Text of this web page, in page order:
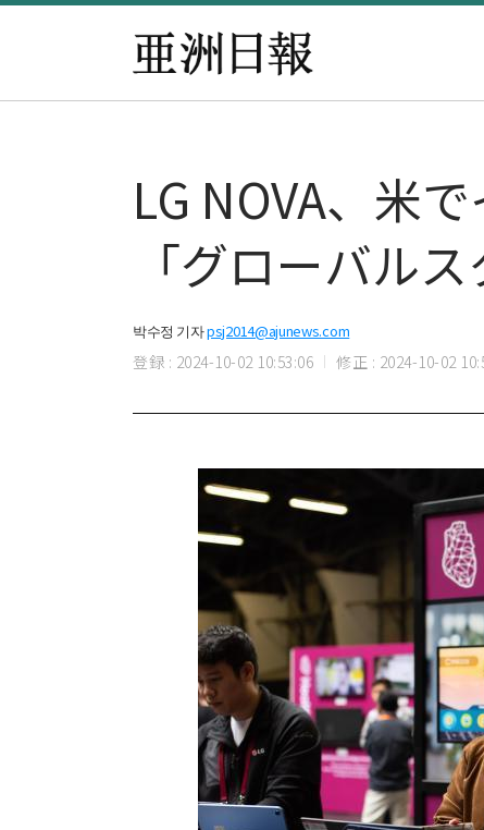
LG NOVA、米
「グローバル
박수정 기자psj2014@ajunews.com
登録 : 2024-10-02 10:53:06 修正 : 2024-10-02